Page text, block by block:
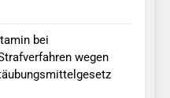
bei
wegen